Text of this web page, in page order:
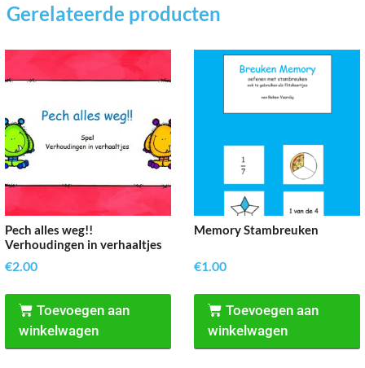
Gerelateerde producten
Pech alles weg!!
Verhoudingen in verhaaltjes
€2.00
Toevoegen aan
winkelwagen
Memory Stambreuken
€1.00
Toevoegen aan
winkelwagen